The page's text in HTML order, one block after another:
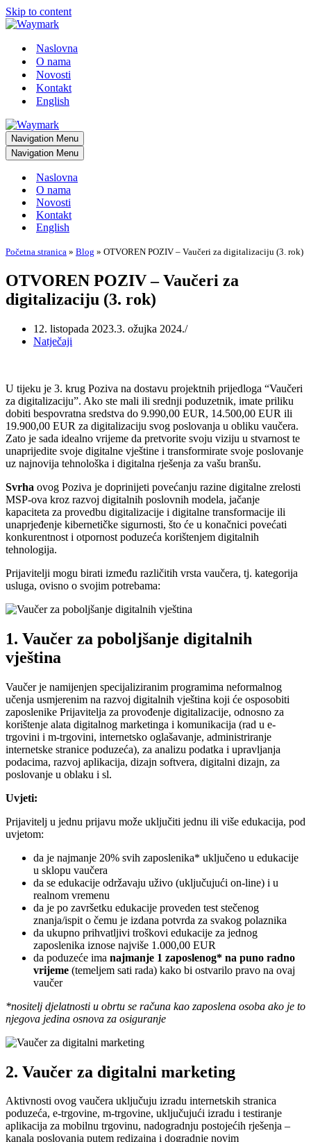
Skip to content
Naslovna
O nama
Novosti
Kontakt
English
Navigation Menu
Navigation Menu
Naslovna
O nama
Novosti
Kontakt
English
Početna stranica » Blog » OTVOREN POZIV – Vaučeri za digitalizaciju (3. rok)
OTVOREN POZIV – Vaučeri za
digitalizaciju (3. rok)
12. listopada 2023.3. ožujka 2024.
Natječaji
U tijeku je 3. krug Poziva na dostavu projektnih prijedloga “Vaučeri
za digitalizaciju”. Ako ste mali ili srednji poduzetnik, imate priliku
dobiti bespovratna sredstva do 9.990,00 EUR, 14.500,00 EUR ili
19.900,00 EUR za digitalizaciju svog poslovanja u obliku vaučera.
Zato je sada idealno vrijeme da pretvorite svoju viziju u stvarnost te
unaprijedite svoje digitalne vještine i transformirate svoje poslovanje
uz najnovija tehnološka i digitalna rješenja za vašu branšu.
Svrha ovog Poziva je doprinijeti povećanju razine digitalne zrelosti
MSP-ova kroz razvoj digitalnih poslovnih modela, jačanje
kapaciteta za provedbu digitalizacije i digitalne transformacije ili
unaprjeđenje kibernetičke sigurnosti, što će u konačnici povećati
konkurentnost i otpornost poduzeća korištenjem digitalnih
tehnologija.
Prijavitelji mogu birati između različitih vrsta vaučera, tj. kategorija
usluga, ovisno o svojim potrebama:
1. Vaučer za poboljšanje digitalnih
vještina
Vaučer je namijenjen specijaliziranim programima neformalnog
učenja usmjerenim na razvoj digitalnih vještina koji će osposobiti
zaposlenike Prijavitelja za provođenje digitalizacije, odnosno za
korištenje alata digitalnog marketinga i komunikacija (rad u e-
trgovini i m-trgovini, internetsko oglašavanje, administriranje
internetske stranice poduzeća), za analizu podatka i upravljanja
podacima, razvoj aplikacija, dizajn softvera, digitalni dizajn, za
poslovanje u oblaku i sl.
Uvjeti:
Prijavitelj u jednu prijavu može uključiti jednu ili više edukacija, pod
uvjetom:
da je najmanje 20% svih zaposlenika* uključeno u edukacije
u sklopu vaučera
da se edukacije održavaju uživo (uključujući on-line) i u
realnom vremenu
da je po završetku edukacije proveden test stečenog
znanja/ispit o čemu je izdana potvrda za svakog polaznika
da ukupno prihvatljivi troškovi edukacije za jednog
zaposlenika iznose najviše 1.000,00 EUR
da poduzeće ima najmanje 1 zaposlenog* na puno radno
vrijeme (temeljem sati rada) kako bi ostvarilo pravo na ovaj
vaučer
*nositelj djelatnosti u obrtu se računa kao zaposlena osoba ako je to
njegova jedina osnova za osiguranje
2. Vaučer za digitalni marketing
Aktivnosti ovog vaučera uključuju izradu internetskih stranica
poduzeća, e-trgovine, m-trgovine, uključujući izradu i testiranje
aplikacija za mobilnu trgovinu, nadogradnju postojećih rješenja –
kanala poslovanja putem redizajna i dogradnje novim